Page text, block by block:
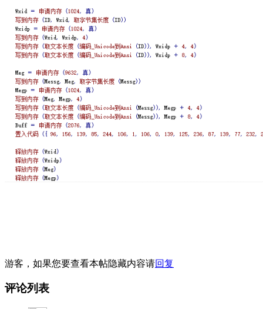
游客，如果您要查看本帖隐藏内容请回复
评论列表